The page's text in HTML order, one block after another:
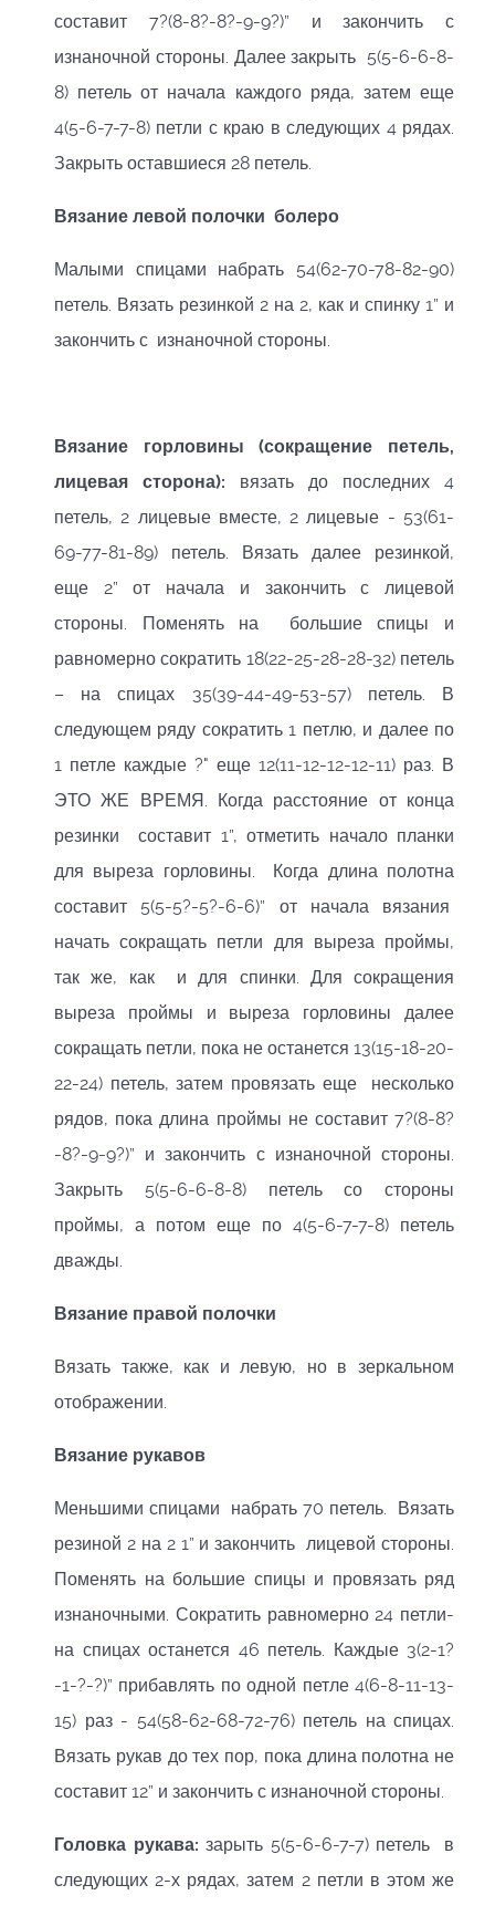
составит 7?(8-8?-8?-9-9?)” и закончить с
изнаночной стороны. Далее закрыть 5(5-6-6-8-
8) петель от начала каждого ряда, затем еще
4(5-6-7-7-8) петли с краю в следующих 4 рядах.
Закрыть оставшиеся 28 петель.
Вязание левой полочки болеро
Малыми спицами набрать 54(62-70-78-82-90)
петель. Вязать резинкой 2 на 2, как и спинку 1” и
закончить с изнаночной стороны.
Вязание горловины (сокращение петель,
лицевая сторона): вязать до последних 4
петель, 2 лицевые вместе, 2 лицевые - 53(61-
69-77-81-89) петель. Вязать далее резинкой,
еще 2” от начала и закончить с лицевой
стороны. Поменять на большие спицы и
равномерно сократить 18(22-25-28-28-32) петель
– на спицах 35(39-44-49-53-57) петель. В
следующем ряду сократить 1 петлю, и далее по
1 петле каждые ?" еще 12(11-12-12-12-11) раз. В
ЭТО ЖЕ ВРЕМЯ. Когда расстояние от конца
резинки составит 1”, отметить начало планки
для выреза горловины. Когда длина полотна
составит 5(5-5?-5?-6-6)” от начала вязания
начать сокращать петли для выреза проймы,
так же, как и для спинки. Для сокращения
выреза проймы и выреза горловины далее
сокращать петли, пока не останется 13(15-18-20-
22-24) петель, затем провязать еще несколько
рядов, пока длина проймы не составит 7?(8-8?
-8?-9-9?)” и закончить с изнаночной стороны.
Закрыть 5(5-6-6-8-8) петель со стороны
проймы, а потом еще по 4(5-6-7-7-8) петель
дважды.
Вязание правой полочки
Вязать также, как и левую, но в зеркальном
отображении.
Вязание рукавов
Меньшими спицами набрать 70 петель. Вязать
резиной 2 на 2 1” и закончить лицевой стороны.
Поменять на большие спицы и провязать ряд
изнаночными. Сократить равномерно 24 петли-
на спицах останется 46 петель. Каждые 3(2-1?
-1-?-?)” прибавлять по одной петле 4(6-8-11-13-
15) раз - 54(58-62-68-72-76) петель на спицах.
Вязать рукав до тех пор, пока длина полотна не
составит 12” и закончить с изнаночной стороны.
Головка рукава: зарыть 5(5-6-6-7-7) петель в
следующих 2-х рядах, затем 2 петли в этом же